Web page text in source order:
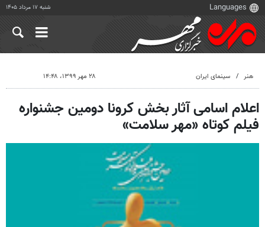
شنبه ۱۷ مرداد ۱۴۰۵
هنر سینمای ایران ۲۸ مهر ۱۳۹۹، ۱۴:۴۸
اعلام اسامی آثار بخش کرونا دومین جشنواره
فیلم کوتاه «مهر سلامت»